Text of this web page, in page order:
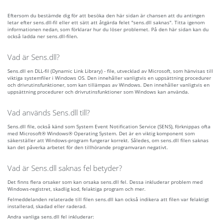
Eftersom du bestämde dig för att besöka den här sidan är chansen att du antingen
letar efter sens.dll-fil eller ett sätt att åtgärda felet "sens.dll saknas". Titta igenom
informationen nedan, som förklarar hur du löser problemet. På den här sidan kan du
också ladda ner sens.dll-filen.
Vad är Sens.dll?
Sens.dll en DLL-fil (Dynamic Link Library) - file, utvecklad av Microsoft, som hänvisas till
viktiga systemfiler i Windows OS. Den innehåller vanligtvis en uppsättning procedurer
och drivrutinsfunktioner, som kan tillämpas av Windows. Den innehåller vanligtvis en
uppsättning procedurer och drivrutinsfunktioner som Windows kan använda.
Vad används Sens.dll till?
Sens.dll file, också känd som System Event Notification Service (SENS), förknippas ofta
med Microsoft® Windows® Operating System. Det är en viktig komponent som
säkerställer att Windows-program fungerar korrekt. Således, om sens.dll filen saknas
kan det påverka arbetet för den tillhörande programvaran negativt.
Vad är Sens.dll saknas fel betyder?
Det finns flera orsaker som kan orsaka sens.dll fel. Dessa inkluderar problem med
Windows-registret, skadlig kod, felaktiga program och mer.
Felmeddelanden relaterade till filen sens.dll kan också indikera att filen var felaktigt
installerad, skadad eller raderad.
Andra vanliga sens.dll fel inkluderar: